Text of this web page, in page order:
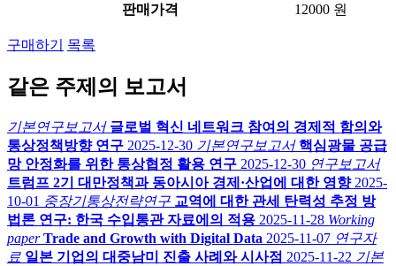
판매가격
12000 원
구매하기 목록
같은 주제의 보고서
기본연구보고서 글로벌 혁신 네트워크 참여의 경제적 함의와
통상정책방향 연구 2025-12-30 기본연구보고서 핵심광물 공급
망 안정화를 위한 통상협정 활용 연구 2025-12-30 연구보고서
트럼프 2기 대만정책과 동아시아 경제·산업에 대한 영향 2025-
10-01 중장기통상전략연구 교역에 대한 관세 탄력성 추정 방
법론 연구: 한국 수입통관 자료에의 적용 2025-11-28 Working
paper Trade and Growth with Digital Data 2025-11-07 연구자
료 일본 기업의 대중남미 진출 사례와 시사점 2025-11-22 기본